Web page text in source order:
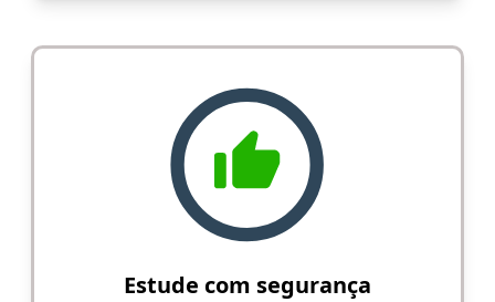
Estude com segurança